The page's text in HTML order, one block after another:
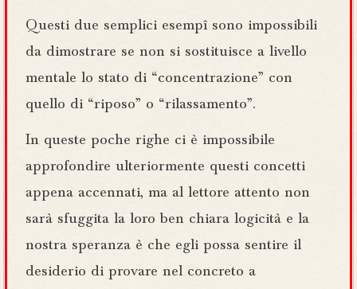
Questi due semplici esempî sono impossibili
da dimostrare se non si sostituisce a livello
mentale lo stato di “concentrazione” con
quello di “riposo” o “rilassamento”.
In queste poche righe ci è impossibile
approfondire ulteriormente questi concetti
appena accennati, ma al lettore attento non
sarà sfuggita la loro ben chiara logicità e la
nostra speranza è che egli possa sentire il
desiderio di provare nel concreto a